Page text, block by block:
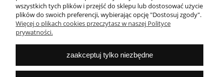
POMOC
MOJE KONTO
wszystkich tych plików i przejść do sklepu lub dostosować użycie
plików do swoich preferencji, wybierając opcję "Dostosuj zgody".
Więcej o plikach cookies przeczytasz w naszej Polityce
prywatności.
zaakceptuj tylko niezbędne